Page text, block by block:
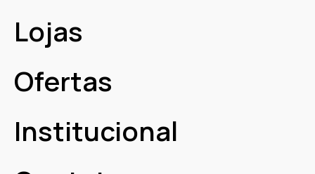
Lojas
Ofertas
Institucional